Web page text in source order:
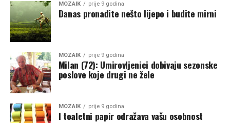
MOZAIK prije 9 godina
Danas pronađite nešto lijepo i budite mirni
MOZAIK prije 9 godina
Milan (72): Umirovljenici dobivaju sezonske
poslove koje drugi ne žele
MOZAIK prije 9 godina
I toaletni papir odražava vašu osobnost